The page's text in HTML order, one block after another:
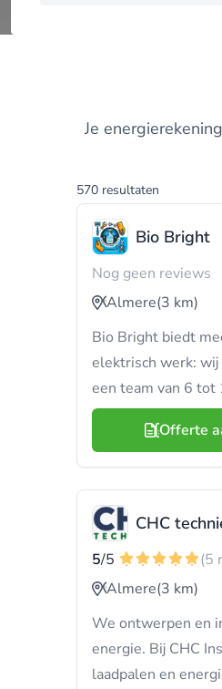
Je
570 resultaten
Bio Bright
Nog geen reviews
Almere(3 km)
Bio Bright biedt
elektrisch werk:
een team van 6 tot
Offerte
CHC
5/5
(5
Almere(3 km)
We ontwerpen en
energie. Bij CHC
laadpalen en